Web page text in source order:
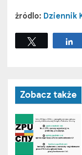
żródlo: Dziennik
Zobacz także